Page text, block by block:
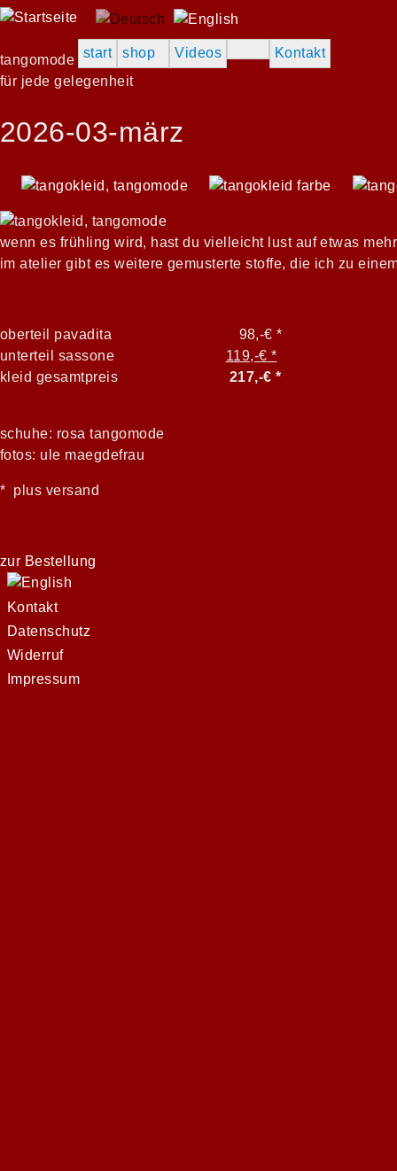
start shop Videos Kontakt
tangomode
für jede gelegenheit
2026-03-märz
wenn es frühling wird, hast du vielleicht lust auf etwas
im atelier gibt es weitere gemusterte stoffe, die ich zu
oberteil pavadita 98,-€ *
unterteil sassone 119,-€ *
kleid gesamtpreis 217,-€ *
schuhe: rosa tangomode
fotos: ule maegdefrau
* plus versand
zur Bestellung
Kontakt
Datenschutz
Widerruf
Impressum